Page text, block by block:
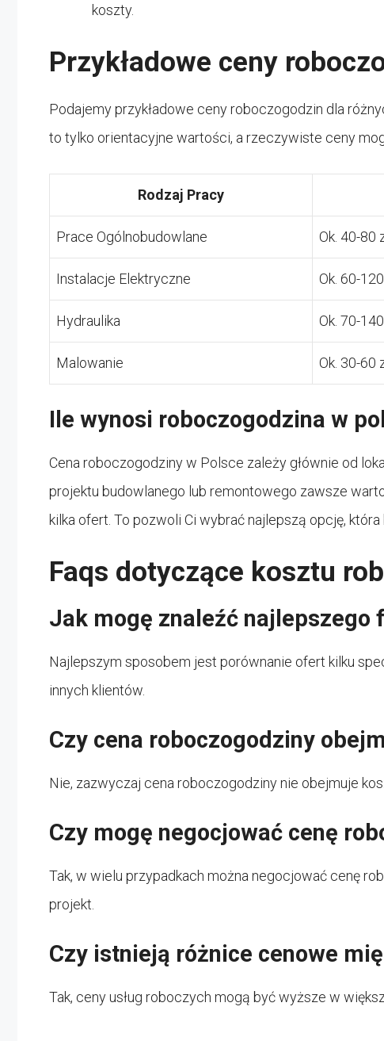
koszty.
Przykładowe ceny
Podajemy przykładowe ceny roboczogodzin dla
to tylko orientacyjne wartości, a rzeczywiste ceny
Rodzaj Pracy
Prace Ogólnobudowlane Ok. 40-80
Instalacje Elektryczne Ok. 60-
Hydraulika Ok. 70-
Malowanie Ok. 30-60
Ile wynosi roboczogodzina w
Cena roboczogodziny w Polsce zależy głównie od
projektu budowlanego lub remontowego zawsze
kilka ofert. To pozwoli Ci wybrać najlepszą opcję,
Faqs dotyczące kosztu
Jak mogę znaleźć najlepszego
Najlepszym sposobem jest porównanie ofert kilku
innych klientów.
Czy cena roboczogodziny
Nie, zazwyczaj cena roboczogodziny nie obejmuje
Czy mogę negocjować cenę
Tak, w wielu przypadkach można negocjować cenę
projekt.
Czy istnieją różnice cenowe
Tak, ceny usług roboczych mogą być wyższe w